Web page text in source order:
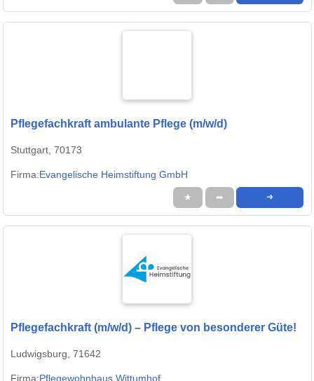
Pflegefachkraft ambulante Pflege (m/w/d)
Stuttgart, 70173
Firma:Evangelische Heimstiftung GmbH
★ ➦ ➜
Pflegefachkraft (m/w/d) – Pflege von besonderer Güte!
Ludwigsburg, 71642
Firma:Pflegewohnhaus Wittumhof